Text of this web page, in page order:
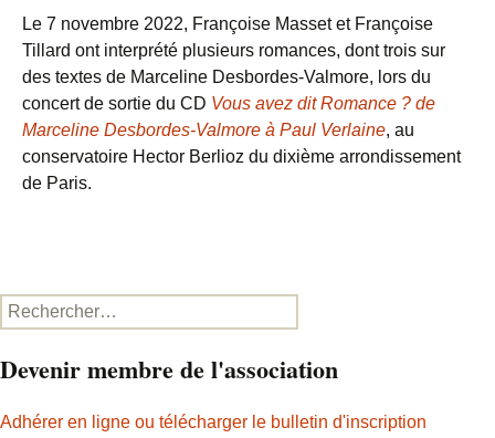
Le 7 novembre 2022, Françoise Masset et Françoise
Tillard ont interprété plusieurs romances, dont trois sur
des textes de Marceline Desbordes-Valmore, lors du
concert de sortie du CD Vous avez dit Romance ? de
Marceline Desbordes-Valmore à Paul Verlaine, au
conservatoire Hector Berlioz du dixième arrondissement
de Paris.
Rechercher :
Devenir membre de l'association
Adhérer en ligne ou télécharger le bulletin d'inscription